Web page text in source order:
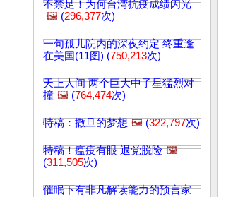
不禁足！为何台湾抗疫成绩闪光
🖼️ (296,377次)
一句孤儿院内的深夜约定 终重逢
在美国(11图) (750,213次)
天上人间 两个巨大中子星猛烈对
撞 🖼️ (764,474次)
特稿：撒旦的梦想 🖼️(322,797次)
特稿！瘟疫有眼 退党脱险 🖼️
(311,505次)
催眠下有非凡解读能力的预言家